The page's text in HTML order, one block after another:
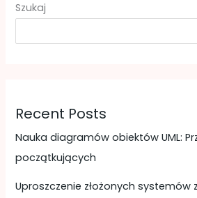
Szukaj
Recent Posts
Nauka diagramów obiektów UML:
początkujących
Uproszczenie złożonych